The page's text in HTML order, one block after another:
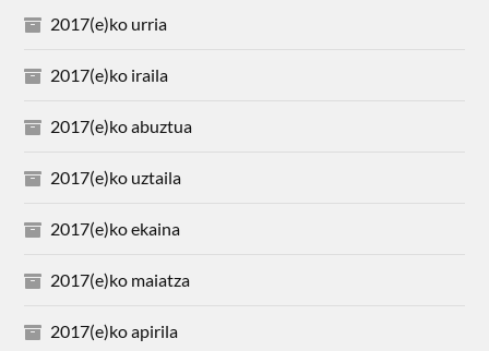
2017(e)ko urria
2017(e)ko iraila
2017(e)ko abuztua
2017(e)ko uztaila
2017(e)ko ekaina
2017(e)ko maiatza
2017(e)ko apirila